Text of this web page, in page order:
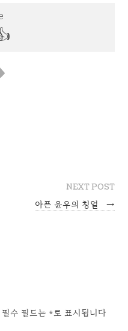
NEXT POST
아픈 윤우의 칭얼 →
필수 필드는 *로 표시됩니다